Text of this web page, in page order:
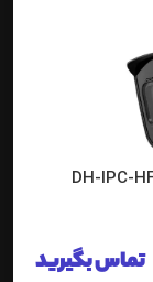
تماس بگیرید